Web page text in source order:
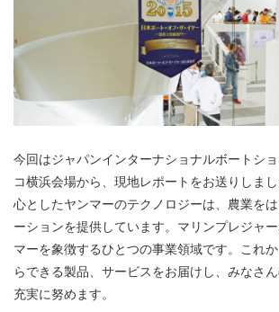
今回はジャパンインターナショナルボートシ
コ横浜会場から、現地レポートをお送りしま
心としたヤンマーのテクノロジーは、農業を
ーションを提供しています。マリンプレジャ
マーを象徴するひとつの事業領域です。これ
らできる製品、サービスをお届けし、みなさ
充実に努めます。